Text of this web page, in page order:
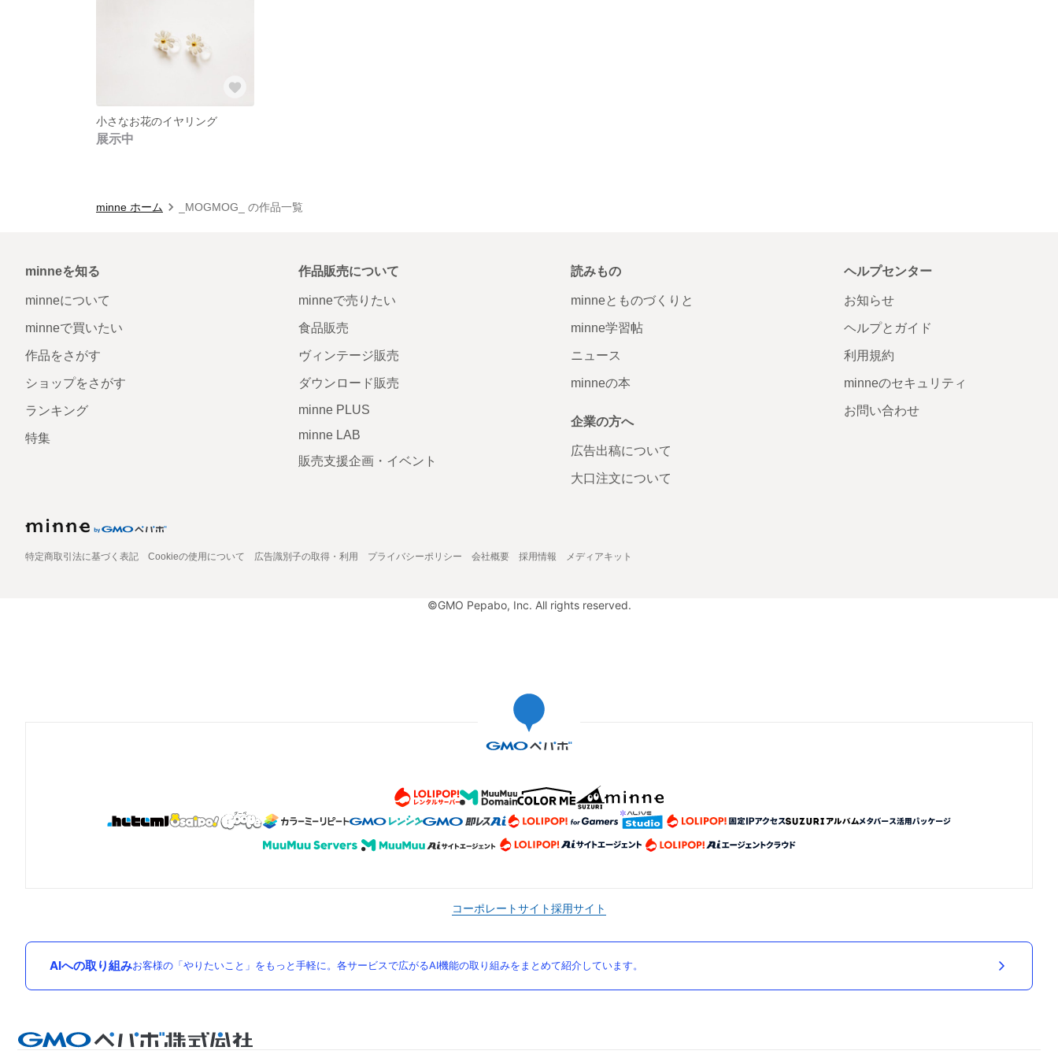
小さなお花のイヤリング
展示中
minne ホーム _MOGMOG_ の作品一覧
minneを知る
minneについて
minneで買いたい
作品をさがす
ショップをさがす
ランキング
特集
作品販売について
minneで売りたい
食品販売
ヴィンテージ販売
ダウンロード販売
minne PLUS
minne LAB
販売支援企画・イベント
読みもの
minneとものづくりと
minne学習帖
ニュース
minneの本
企業の方へ
広告出稿について
大口注文について
ヘルプセンター
お知らせ
ヘルプとガイド
利用規約
minneのセキュリティ
お問い合わせ
特定商取引法に基づく表記 Cookieの使用について 広告識別子の取得・利用 プライバシーポリシー 会社概要 採用情報 メディアキット
©GMO Pepabo, Inc. All rights reserved.
コーポレートサイト採用サイト
AIへの取り組みお客様の「やりたいこと」をもっと手軽に。各サービスで広がるAI機能の取り組みをまとめて紹介しています。